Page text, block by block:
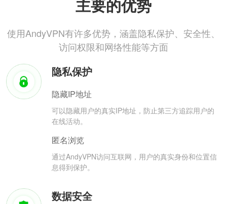
主要的优势
使用AndyVPN有许多优势，涵盖隐私保护、安全性、
访问权限和网络性能等方面
隐私保护
隐藏IP地址
可以隐藏用户的真实IP地址，防止第三方追踪用户的
在线活动。
匿名浏览
通过AndyVPN访问互联网，用户的真实身份和位置信
息得到保护。
数据安全